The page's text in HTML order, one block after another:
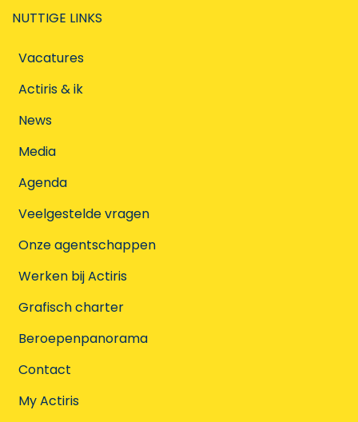
NUTTIGE LINKS
Vacatures
Actiris & ik
News
Media
Agenda
Veelgestelde vragen
Onze agentschappen
Werken bij Actiris
Grafisch charter
Beroepenpanorama
Contact
My Actiris